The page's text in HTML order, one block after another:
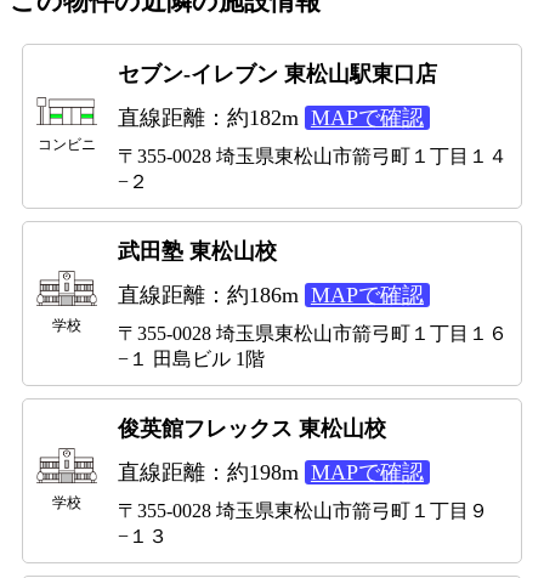
コンビニ
セブン-イレブン 東松山駅東口店
直線距離：約182m MAPで確認
〒355-0028 埼玉県東松山市箭弓町１丁目１４
−２
学校
武田塾 東松山校
直線距離：約186m MAPで確認
〒355-0028 埼玉県東松山市箭弓町１丁目１６
−１ 田島ビル 1階
学校
俊英館フレックス 東松山校
直線距離：約198m MAPで確認
〒355-0028 埼玉県東松山市箭弓町１丁目９
−１３